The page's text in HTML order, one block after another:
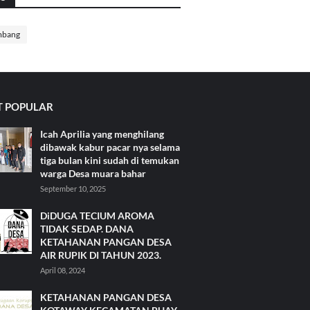
POPULAR
Icah Aprilia yang menghilang
dibawak kabur pacar nya selama
tiga bulan kini sudah di temukan
warga Desa muara bahar
September 10, 2025
DiDUGA TECIUM AROMA
TIDAK SEDAP. DANA
KETAHANAN PANGAN DESA
AIR RUPIK DI TAHUN 2023.
April 08, 2024
KETAHANAN PANGAN DESA